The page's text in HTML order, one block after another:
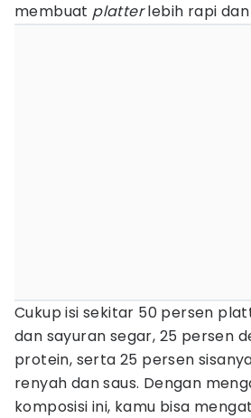
membuat platterlebih rapi
Cukup isi sekitar 50 persen
dan sayuran segar, 25 persen
protein, serta 25 persen
renyah dan saus. Dengan
komposisi ini, kamu bisa